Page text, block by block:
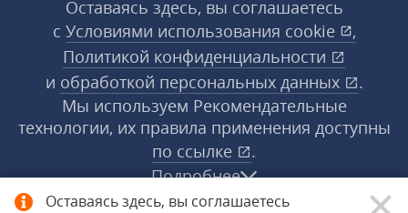
Оставаясь здесь, вы соглашаетесь
Оставаясь здесь, вы соглашаетесь
с Условиями использования cookie
,
Политикой конфиденциальности
и обработкой персональных данных
.
Мы используем Рекомендательные
технологии, их правила применения доступны
по ссылке
.
Подробнее